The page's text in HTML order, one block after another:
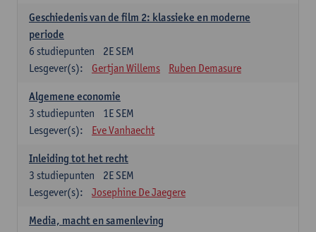
Geschiedenis van de film 2: klassieke en moderne
periode
2E SEM
6 studiepunten
Lesgever(s):
Gertjan Willems Ruben Demasure
Algemene economie
1E SEM
3 studiepunten
Lesgever(s):
Eve Vanhaecht
Inleiding tot het recht
2E SEM
3 studiepunten
Lesgever(s):
Josephine De Jaegere
Media, macht en samenleving